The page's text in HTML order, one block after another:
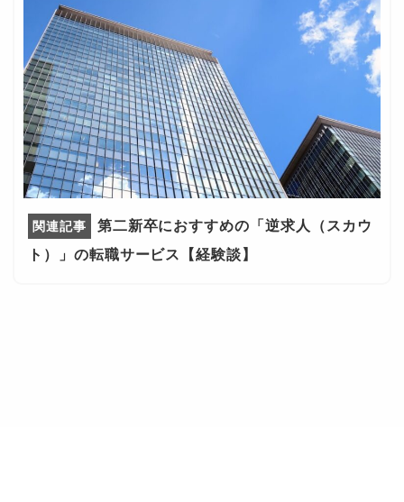
第二新卒におすすめの「逆求人（スカウ
ト）」の転職サービス【経験談】